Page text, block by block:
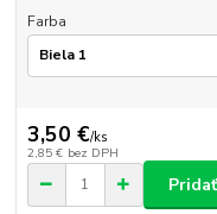
Farba
3,50 €/ks
2,85 € bez DPH